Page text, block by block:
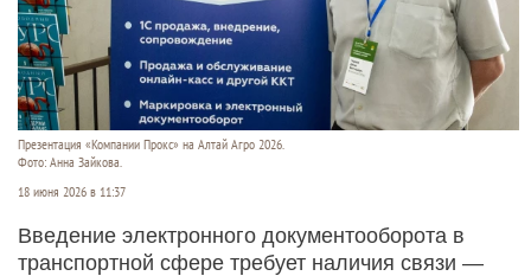
Презентация «Компании Прокс» на Алтай Агро 2026.
Фото: Анна Зайкова.
18 июня 2026 в 11:37
Введение электронного документооборота в
транспортной сфере требует наличия связи —